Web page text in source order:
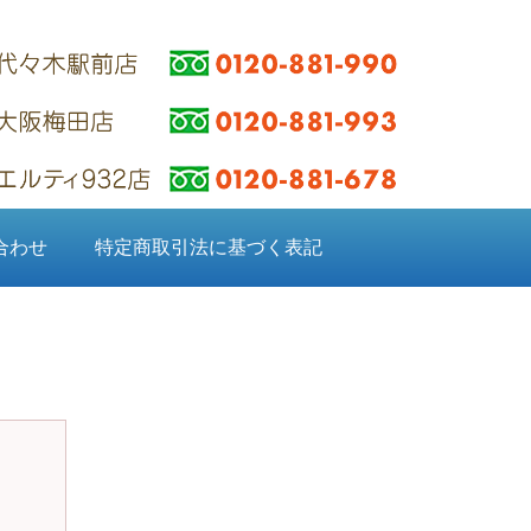
わせ 特定商取引法に基づく表記